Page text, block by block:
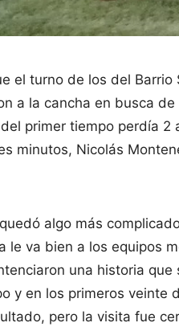
el turno de los del
a la cancha en busca
primer tiempo perdía
minutos, Nicolás
algo más
le va bien a los equipos
una historia
y en los primeros veinte
pero la visita fue